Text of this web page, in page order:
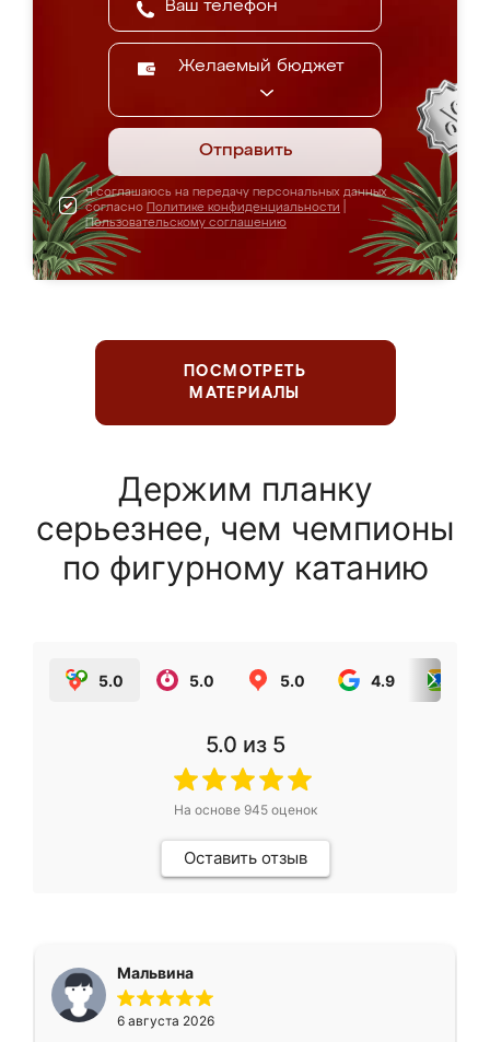
Желаемый бюджет
Отправить
Я соглашаюсь на передачу персональных данных
согласно Политике конфиденциальности
Пользовательскому соглашению
ПОСМОТРЕТЬ
МАТЕРИАЛЫ
Держим планку
серьезнее, чем чемпионы
по фигурному катанию
5.0 5.0 5.0 4.9
5.0 из 5
На основе 945оценок
Оставить отзыв
Мальвина
6 августа 2026